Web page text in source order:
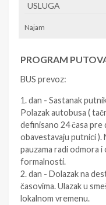
USLUGA
Najam
PROGRAM
BUS prevoz:
1. dan - Sastanak
Polazak autobusa (
definisano 24 časa pre
obavestavaju putnici ).
pauzama radi odmora i
formalnosti.
2. dan - Dolazak na
časovima. Ulazak u
lokalnom vremenu.